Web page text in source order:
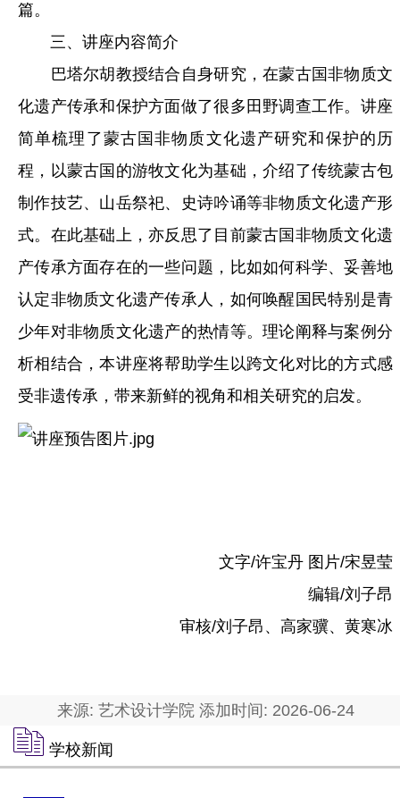
篇。
三、讲座内容简介
巴塔尔胡教授结合自身研究，在蒙古国非物质文
化遗产传承和保护方面做了很多田野调查工作。讲座
简单梳理了蒙古国非物质文化遗产研究和保护的历
程，以蒙古国的游牧文化为基础，介绍了传统蒙古包
制作技艺、山岳祭祀、史诗吟诵等非物质文化遗产形
式。在此基础上，亦反思了目前蒙古国非物质文化遗
产传承方面存在的一些问题，比如如何科学、妥善地
认定非物质文化遗产传承人，如何唤醒国民特别是青
少年对非物质文化遗产的热情等。理论阐释与案例分
析相结合，本讲座将帮助学生以跨文化对比的方式感
受非遗传承，带来新鲜的视角和相关研究的启发。
文字/许宝丹 图片/宋昱莹
编辑/刘子昂
审核/刘子昂、高家骥、黄寒冰
来源: 艺术设计学院 添加时间: 2026-06-24
学校新闻